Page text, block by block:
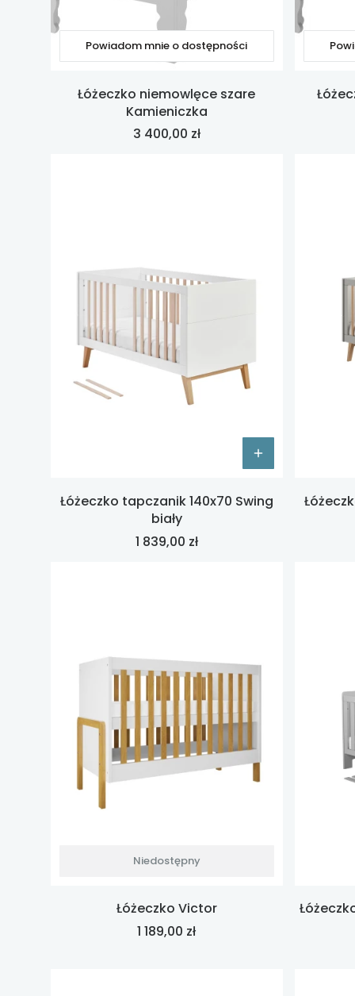
Powiadom mnie o dostępności
Łóżeczko niemowlęce szare
Kamieniczka
Cena
3 400,00 zł
Łóżeczko tapczanik 140x70 Swing
biały
Cena
1 839,00 zł
Niedostępny
Łóżeczko Victor
Cena
1 189,00 zł